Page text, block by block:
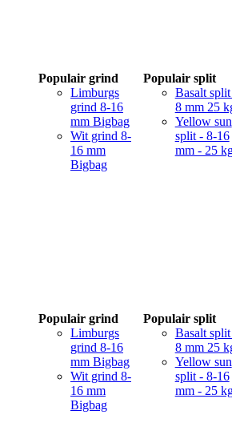
Populair grind
Limburgs
grind 8-16
mm Bigbag
Wit grind 8-
16 mm
Bigbag
Populair split
Basalt
8 mm 25
Yellow sun
split - 8-16
mm - 25
Populair grind
Limburgs
grind 8-16
mm Bigbag
Wit grind 8-
16 mm
Bigbag
Populair split
Basalt
8 mm 25
Yellow sun
split - 8-16
mm - 25